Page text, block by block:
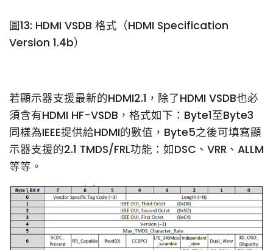
圖13: HDMI VSDB 格式（HDMI Specification
Version 1.4b）
若顯示器支援最新的HDMI2.1，除了HDMI VSDB也必
須含有HDMI HF-VSDB，格式如下：Byte1至Byte3
同樣為IEEE提供給HDMI的數值，Byte5之後可填寫顯
示器支援的2.1 TMDS/FRL功能：如DSC、VRR、ALLM
等等。